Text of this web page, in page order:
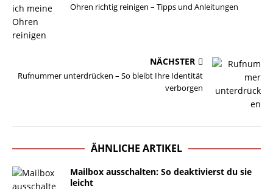
Ohren richtig reinigen – Tipps und Anleitungen
NÄCHSTER
Rufnummer unterdrücken – So bleibt Ihre Identität
verborgen
ÄHNLICHE ARTIKEL
Mailbox ausschalten: So deaktivierst du sie
leicht